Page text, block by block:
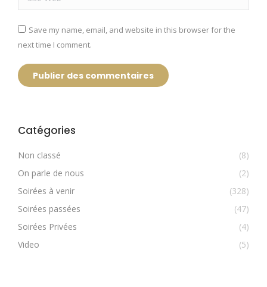
Save my name, email, and website in this browser for the
next time I comment.
Publier des commentaires
Catégories
Non classé
(8)
On parle de nous
(2)
Soirées à venir
(328)
Soirées passées
(47)
Soirées Privées
(4)
Video
(5)